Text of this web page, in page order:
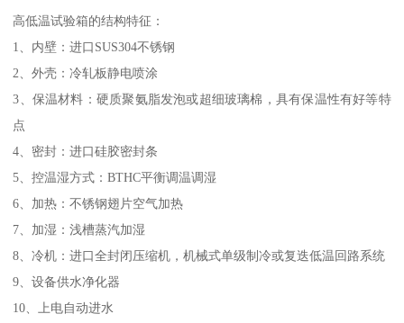
高低温试验箱的结构特征：
1、内壁：进口SUS304不锈钢
2、外壳：冷轧板静电喷涂
3、保温材料：硬质聚氨脂发泡或超细玻璃棉，具有保温性有好等特
点
4、密封：进口硅胶密封条
5、控温湿方式：BTHC平衡调温调湿
6、加热：不锈钢翅片空气加热
7、加湿：浅槽蒸汽加湿
8、冷机：进口全封闭压缩机，机械式单级制冷或复迭低温回路系统
9、设备供水净化器
10、上电自动进水